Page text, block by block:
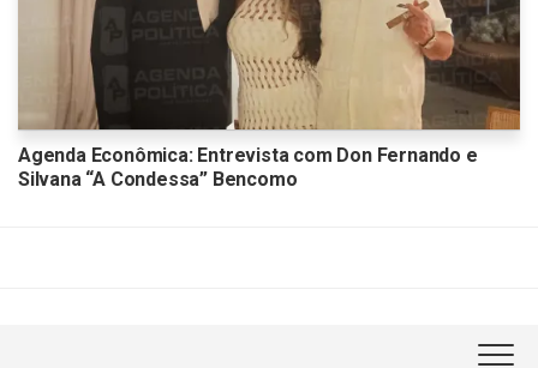
Agenda Econômica: Entrevista com Don Fernando e
Silvana “A Condessa” Bencomo